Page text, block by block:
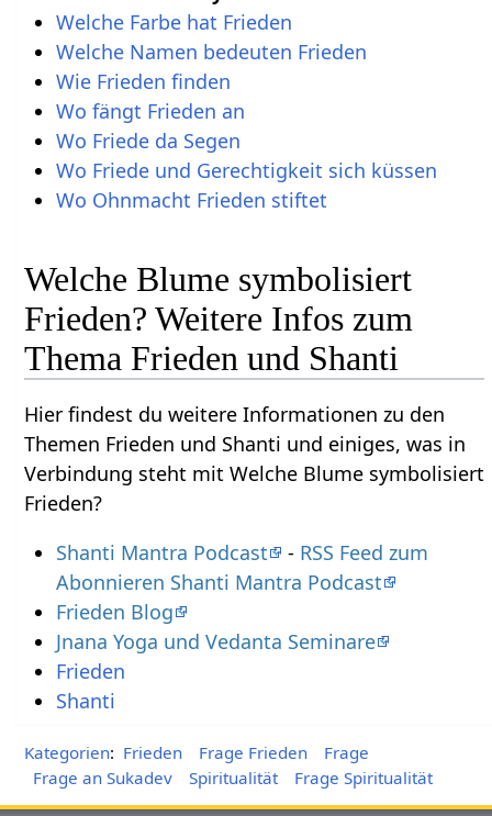
Welche Farbe hat Frieden
Welche Namen bedeuten Frieden
Wie Frieden finden
Wo fängt Frieden an
Wo Friede da Segen
Wo Friede und Gerechtigkeit sich küssen
Wo Ohnmacht Frieden stiftet
Welche Blume symbolisiert
Frieden? Weitere Infos zum
Thema Frieden und Shanti
Hier findest du weitere Informationen zu den
Themen Frieden und Shanti und einiges, was in
Verbindung steht mit Welche Blume symbolisiert
Frieden?
Shanti Mantra Podcast
- RSS Feed zum
Abonnieren Shanti Mantra Podcast
Frieden Blog
Jnana Yoga und Vedanta Seminare
Frieden
Shanti
Kategorien: Frieden Frage Frieden
Frage
Frage an Sukadev
Spiritualität Frage Spiritualität